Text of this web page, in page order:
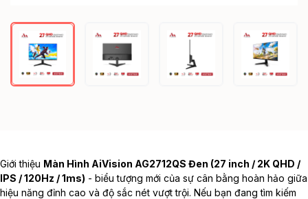
Giới thiệu Màn Hình AiVision AG2712QS Đen (27 inch / 2K QHD /
IPS / 120Hz / 1ms) - biểu tượng mới của sự cân bằng hoàn hảo giữa
hiệu năng đỉnh cao và độ sắc nét vượt trội. Nếu bạn đang tìm kiếm